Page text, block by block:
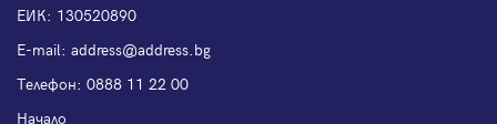
ЕИК: 130520890
Е-mail: address@address.bg
Телефон: 0888 11 22 00
Начало